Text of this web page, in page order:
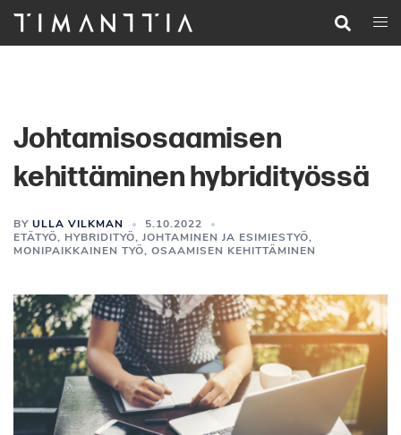
pääsisältöön
Search
Johtamisosaamisen
kehittäminen hybridityössä
BY ULLA VILKMAN
5.10.2022
ETÄTYÖ, HYBRIDITYÖ, JOHTAMINEN JA ESIMIESTYÖ,
MONIPAIKKAINEN TYÖ, OSAAMISEN KEHITTÄMINEN